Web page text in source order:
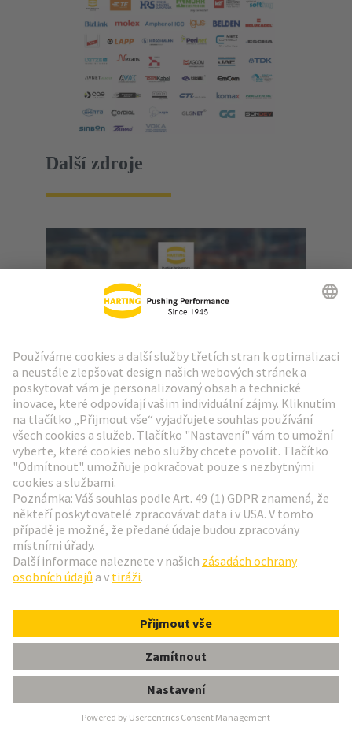
Další zdroje
SPE v robotice
Případ použití: spolupráce pro bezproblémovou
komunikaci mezi senzory a cloudem v robotice.
Další informace
Video: SPE v kostce